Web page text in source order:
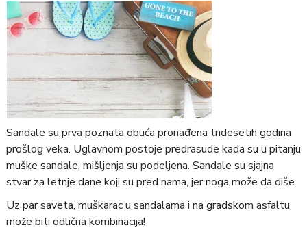
Sandale su prva poznata obuća pronađena tridesetih godina
prošlog veka. Uglavnom postoje predrasude kada su u pitanju
muške sandale, mišljenja su podeljena. Sandale su sjajna
stvar za letnje dane koji su pred nama, jer noga može da diše.
Uz par saveta, muškarac u sandalama i na gradskom asfaltu
može biti odlična kombinacija!